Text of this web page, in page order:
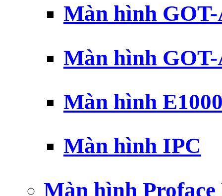
Màn hình
Màn hình
Màn hình
Màn hình IPC
Màn hình